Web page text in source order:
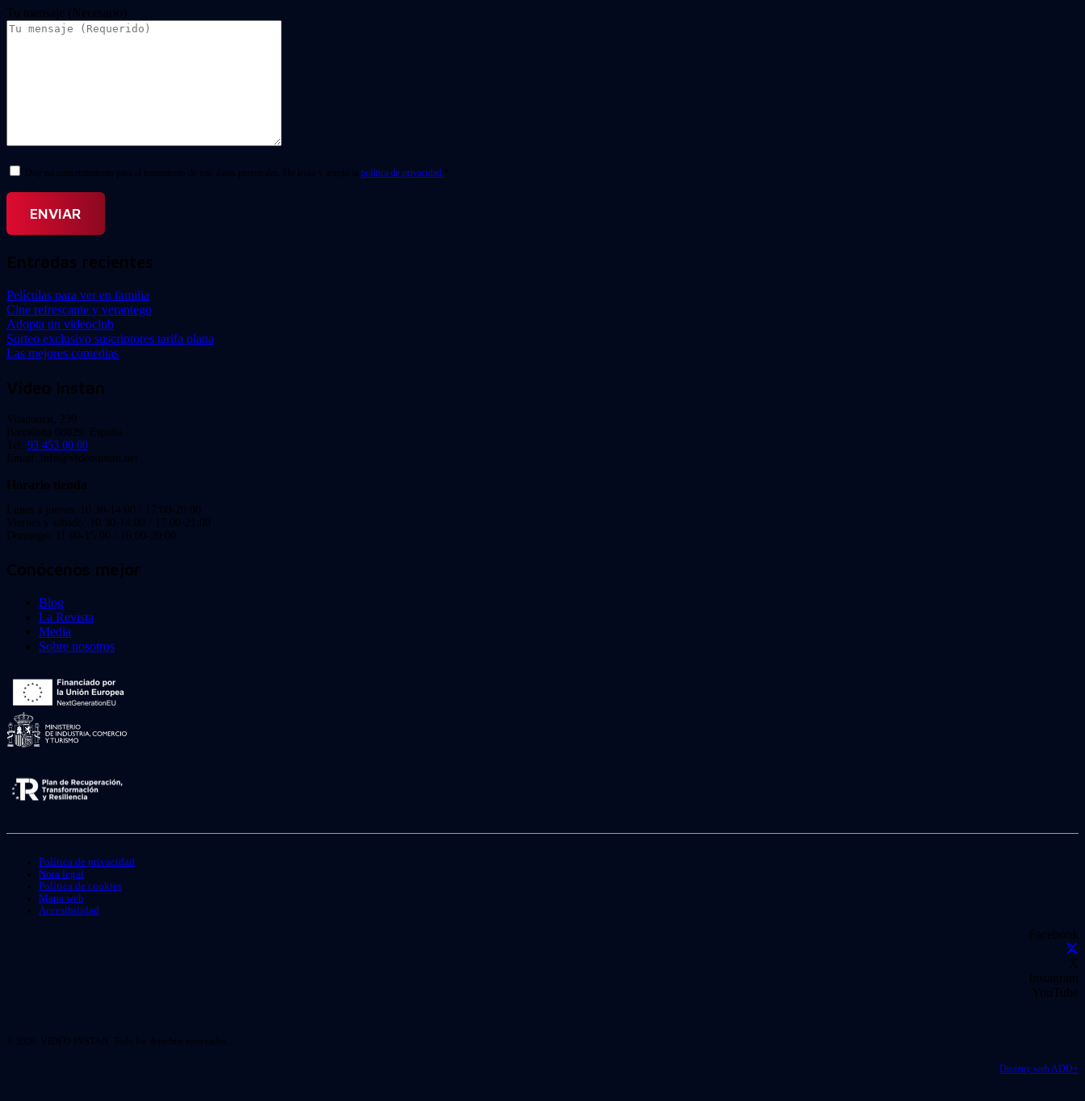
Tu mensaje (Necesario)
Doy mi consentimiento para el tratamiento de mis datos personales. He leído y acepto la política de privacidad. *
Entradas recientes
Películas para ver en familia
Cine refrescante y veraniego
Adopta un videoclub
Sorteo exclusivo suscriptores tarifa plana
Las mejores comedias
Video Instan
Viladomat, 239
Barcelona 08029. España.
Tel: 93 453 00 00
Email: info@videoinstan.net
Horario tienda
Lunes a jueves: 10:30-14:00 / 17:00-20:00
Viernes y sábado: 10:30-14:00 / 17:00-21:00
Domingo: 11:00-15:00 / 16:00-20:00
Conócenos mejor
Blog
La Revista
Media
Sobre nosotros
Política de privacidad
Nota legal
Política de cookies
Mapa web
Accesibilidad
Facebook
X
Instagram
YouTube
© 2026. VIDEO INSTAN. Todo los derechos reservados.
Disseny web ADD+